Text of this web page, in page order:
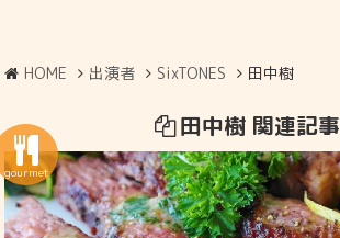
HOME 出演者 SixTONES 田中樹
田中樹 関連記事